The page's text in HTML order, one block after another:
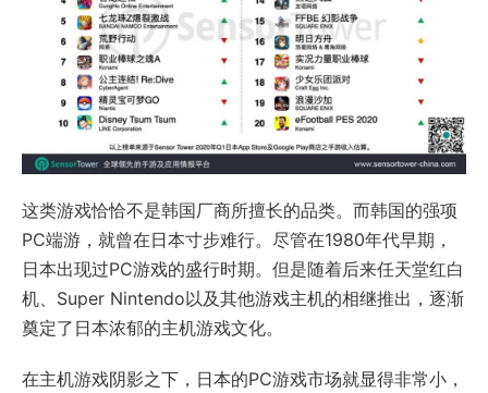
这类游戏恰恰不是韩国厂商所擅长的品类。而韩国的强项
PC端游，就曾在日本寸步难行。尽管在1980年代早期，
日本出现过PC游戏的盛行时期。但是随着后来任天堂红白
机、Super Nintendo以及其他游戏主机的相继推出，逐渐
奠定了日本浓郁的主机游戏文化。
在主机游戏阴影之下，日本的PC游戏市场就显得非常小，